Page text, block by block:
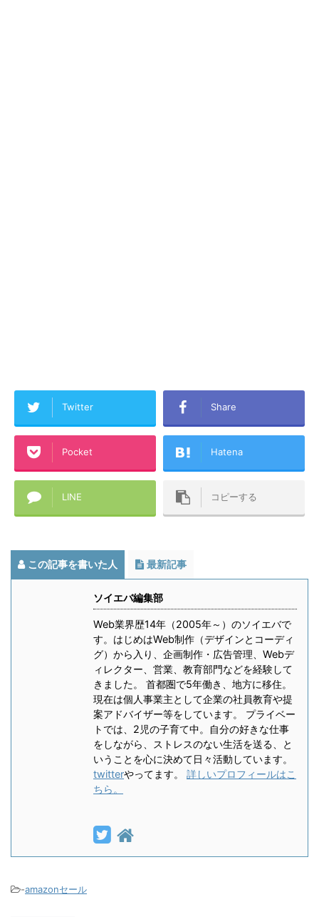
Twitter Share
Pocket Hatena
LINE コピーする
この記事を書いた人 最新記事
ソイエバ編集部
Web業界歴14年（2005年～）のソイエバで
す。はじめはWeb制作（デザインとコーディ
グ）から入り、企画制作・広告管理、Webデ
ィレクター、営業、教育部門などを経験して
きました。 首都圏で5年働き、地方に移住。
現在は個人事業主として企業の社員教育や提
案アドバイザー等をしています。 プライベー
トでは、2児の子育て中。自分の好きな仕事
をしながら、ストレスのない生活を送る、と
いうことを心に決めて日々活動しています。
twitterやってます。 詳しいプロフィールはこ
ちら。
-amazonセール